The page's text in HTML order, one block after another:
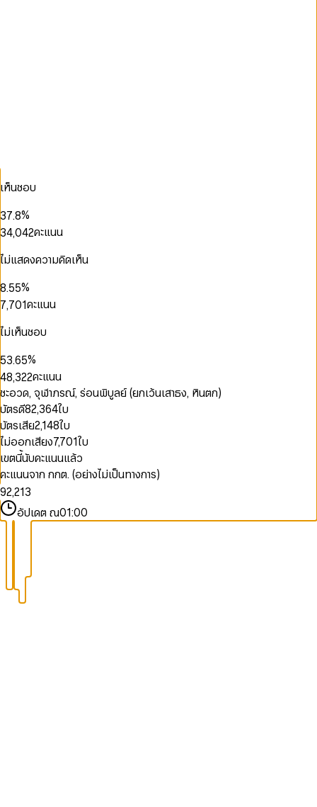
เห็นชอบ
1
3
4
5
6
7
8
9
5
7
8
9
.
6
8
9
%
0
2
3
5
7
8
9
0
1
3
4
6
8
9
,0
2
4
5
6
7
8
1
2
3
4
6
8
9
0
1
2
4
6
8
คะแนน
ไม่แสดงความคิดเห็น
0
2
3
4
6
8
9
.
0
1
3
5
6
7
8
9
0
1
3
5
6
7
8
9
%
0
1
2
3
4
6
7
9
,
0
1
2
3
4
6
7
9
0
2
4
5
6
7
8
9
0
1
3
5
6
7
8
9
คะแนน
ไม่เห็นชอบ
0
1
3
5
6
7
8
9
1
3
4
5
6
7
8
9
.
0
1
2
4
6
7
8
9
0
1
3
5
6
7
8
9
%
0
1
3
4
5
6
7
8
9
1
2
3
4
5
7
8
9
,
0
2
3
4
5
6
7
8
9
1
2
3
4
5
6
7
8
9
0
1
2
3
4
5
6
7
8
9
คะแนน
ชะอวด, จุฬาภรณ์, ร่อนพิบูลย์ (ยกเว้นเสาธง, หินตก)
บัตรดี82,364ใบ
บัตรเสีย2,148ใบ
ไม่ออกเสียง7,701ใบ
เขตนี้นับคะแนนแล้ว
คะแนนจาก กกต. (อย่างไม่เป็นทางการ)
0
1
2
3
4
5
6
7
8
9
0
1
2
3
4
,
0
1
2
3
4
0
1
2
3
8
9
0
1
2
3
4
5
อัปเดต ณ01:00